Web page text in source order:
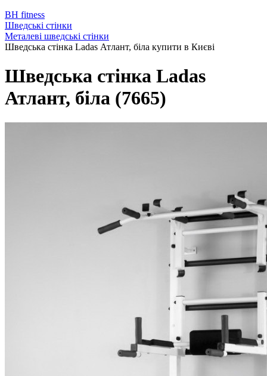
BH fitness
Шведські стінки
Металеві шведські стінки
Шведська стінка Ladas Атлант, біла купити в Києві
Шведська стінка Ladas
Атлант, біла (7665)